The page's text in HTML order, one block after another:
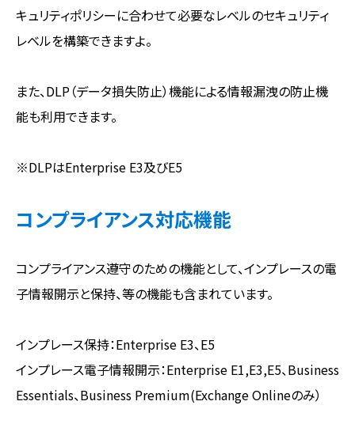
キュリティポリシーに合わせて必要なレベルのセキュリティ
レベルを構築できますよ。
また、DLP（データ損失防止）機能による情報漏洩の防止機
能も利用できます。
※DLPはEnterprise E3及びE5
コンプライアンス対応機能
コンプライアンス遵守のための機能として、インプレースの電
子情報開示と保持、等の機能も含まれています。
インプレース保持：Enterprise E3、E5
インプレース電子情報開示：Enterprise E1,E3,E5、Business
Essentials、Business Premium(Exchange Onlineのみ）